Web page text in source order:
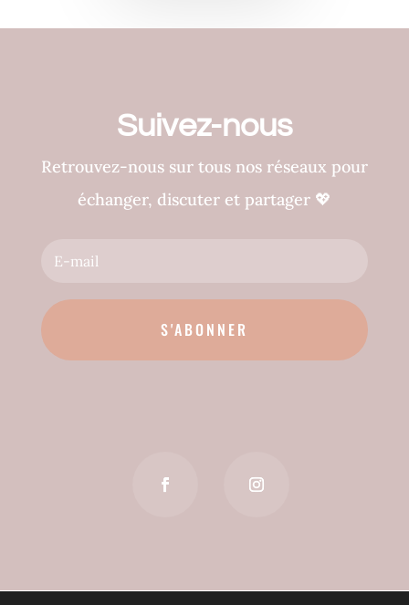
Suivez-nous
Retrouvez-nous sur tous nos réseaux pour
échanger, discuter et partager 💖
S'ABONNER